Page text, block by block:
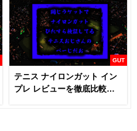
GUT
テニス ナイロンガット イン
プレ レビューを徹底比較